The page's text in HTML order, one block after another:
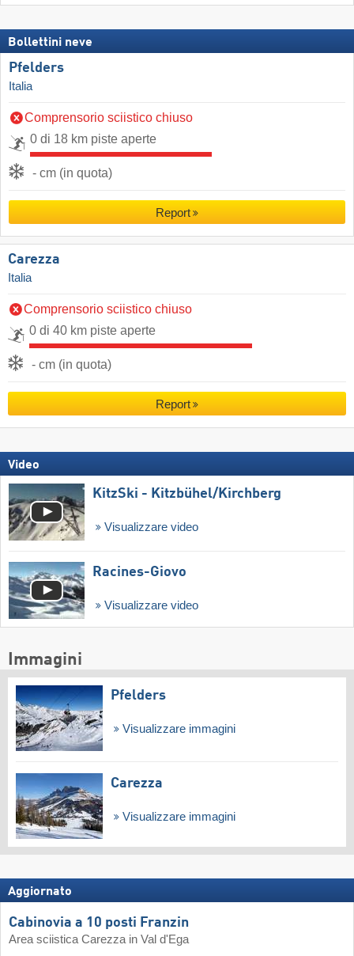
Bollettini neve
Pfelders
Italia
Comprensorio sciistico chiuso
0 di 18 km piste aperte
- cm (in quota)
Report
Carezza
Italia
Comprensorio sciistico chiuso
0 di 40 km piste aperte
- cm (in quota)
Report
Video
KitzSki - Kitzbühel/​Kirchberg
Visualizzare video
Racines-Giovo
Visualizzare video
Immagini
Pfelders
Visualizzare immagini
Carezza
Visualizzare immagini
Aggiornato
Cabinovia a 10 posti Franzin
Area sciistica Carezza in Val d'Ega